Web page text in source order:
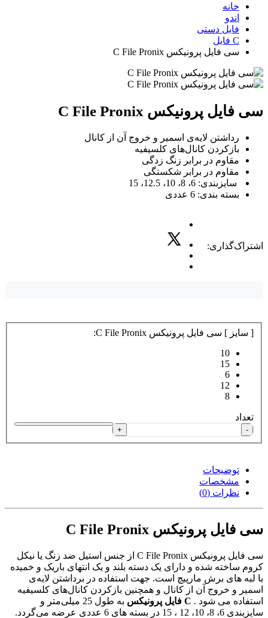
خانه
اندو
فایل دستی
C فایل
سی فایل پرونیکس C File Pronix
سی فایل پرونیکس C File Pronix
رداشتن لایه‌ی اسمیر و خروج آن از کانال
بازکردن کانال‌های کلسیفیه
مقاوم در برابر زنگ زدگی
مقاوم در برابر شکستگی
سایزبندی: 6، 8، 10، 12.5، 15
بسته بندی: 6 عددی
اشتراک‌گذاری:
[ سایز ] سی فایل پرونیکس C File Pronix:
10
15
6
12
8
تعداد
-
+
توضیحات
مشخصات
نظرات (0)
سی فایل پرونیکس C File Pronix
سی فایل پرونیکس C File Pronix از جنس استیل ضد زنگ یا نیکل
کروم ساخته شده و دارای یک دسته بلند و یک انتهای باریک و خمیده
با لبه های برش مارپیچ است. جهت استفاده در برداشتن لایه‌ی
اسمیر و خروج آن از کانال و همچنین بازکردن کانال‌های کلسیفیه
استفاده می شود . C فایل پرونیکس
به طول 25 میلی‌متر و
سایزبندی 6، 8، 10، 12 ، 15 در بسته‌ های 6 عددی عرضه می‌گردد.